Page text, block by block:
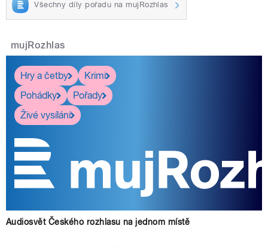
Všechny díly pořadu na mujRozhlas
mujRozhlas
Hry a četby
Krimi
Pohádky
Pořady
Živé vysílání
Audiosvět Českého rozhlasu na jednom místě